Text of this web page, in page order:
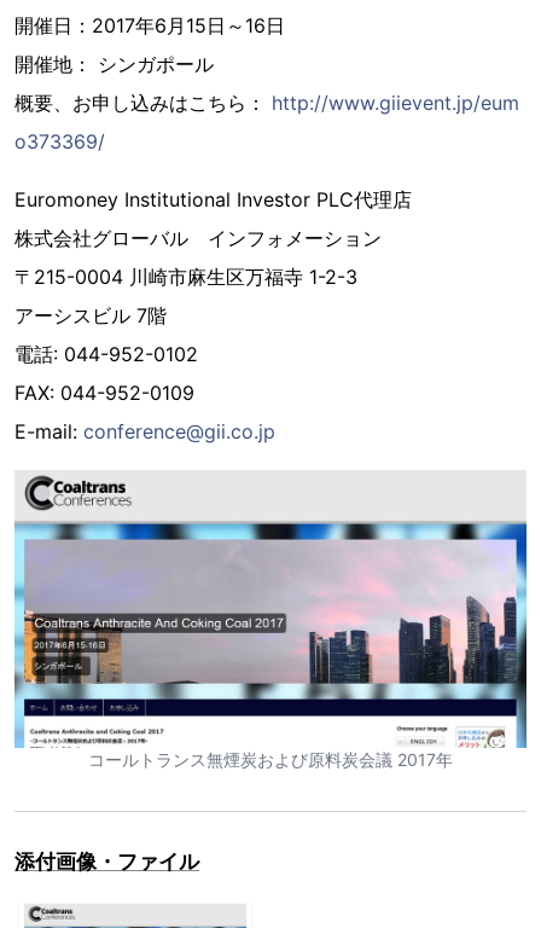
開催日：2017年6月15日～16日
開催地： シンガポール
概要、お申し込みはこちら： http://www.giievent.jp/eum
o373369/
Euromoney Institutional Investor PLC代理店
株式会社グローバル インフォメーション
〒215-0004 川崎市麻生区万福寺 1-2-3
アーシスビル 7階
電話: 044-952-0102
FAX: 044-952-0109
E-mail: conference@gii.co.jp
コールトランス無煙炭および原料炭会議 2017年
添付画像・ファイル